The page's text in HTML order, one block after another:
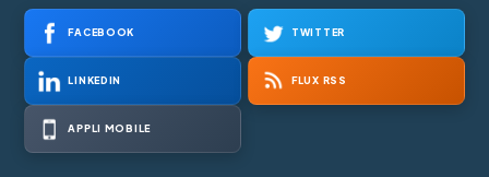
FACEBOOK TWITTER
LINKEDIN FLUX RSS
APPLI MOBILE